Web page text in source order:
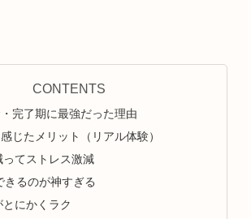
CONTENTS
完了期に最強だった理由
じたメリット（リアル体験）
ってストレス激減
きるのが神すぎる
にかくラク